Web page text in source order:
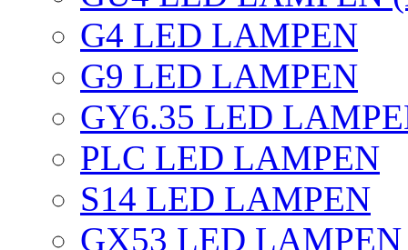
G4 LED LAMPEN
G9 LED LAMPEN
GY6.35 LED
PLC LED LAMPEN
S14 LED LAMPEN
GX53 LED LAMPEN